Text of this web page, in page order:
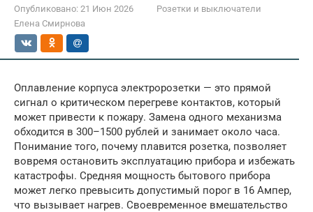
Опубликовано: 21 Июн 2026
Розетки и выключатели
Елена Смирнова
Оплавление корпуса электророзетки — это прямой
сигнал о критическом перегреве контактов, который
может привести к пожару. Замена одного механизма
обходится в 300–1500 рублей и занимает около часа.
Понимание того, почему плавится розетка, позволяет
вовремя остановить эксплуатацию прибора и избежать
катастрофы. Средняя мощность бытового прибора
может легко превысить допустимый порог в 16 Ампер,
что вызывает нагрев. Своевременное вмешательство